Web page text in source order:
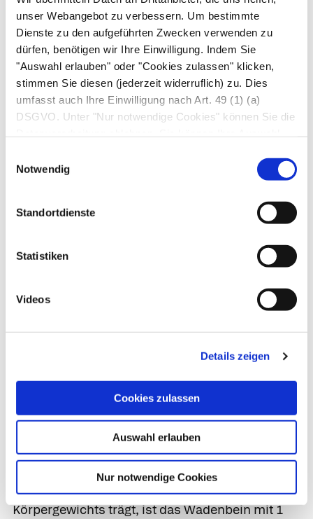
unser Webangebot zu verbessern. Um bestimmte
Dienste zu den aufgeführten Zwecken verwenden zu
dürfen, benötigen wir Ihre Einwilligung. Indem Sie
"Auswahl erlauben" oder "Cookies zulassen" klicken,
stimmen Sie diesen (jederzeit widerruflich) zu. Dies
umfasst auch Ihre Einwilligung nach Art. 49 (1) (a)
DSGVO. Unter "Nur notwendige Cookies" können Sie die
Notwendig
Standortdienste
Statistiken
Videos
Details zeigen
Cookies zulassen
Auswahl erlauben
Nur notwendige Cookies
Obwohl im Kniebereich vier Knochen
aufeinandertreffen, sind an der Gelenkbildung direkt
nur der Oberschenkelknochen und das Schienbein
des Oberschenkelknochens auf der flachen
Gelenkfläche des Schienbeinkopfs, dem Tibiaplateau.
Kniescheibe. Sie ist an ihrem oberen Pol über eine
ihrem unteren Pol über ein kräftiges Band mit einem
Knochenvorsprung des Schienbeinkopfs (Tuberositas
tibiae).Unterhalb des Kniegelenks liegt der Kopf des
Wadenbeins.
Im Gegensatz zum Oberschenkel besteht der
Unterschenkel aus zwei Knochen: dem
Schienbein und demWadenbein
Während das an der Vorderseite des
Unterschenkels gut tastbare Schienbein 5 cm im
Durchmesser misst und daher die Hauptlast des
Körpergewichts trägt, ist das Wadenbein mit 1